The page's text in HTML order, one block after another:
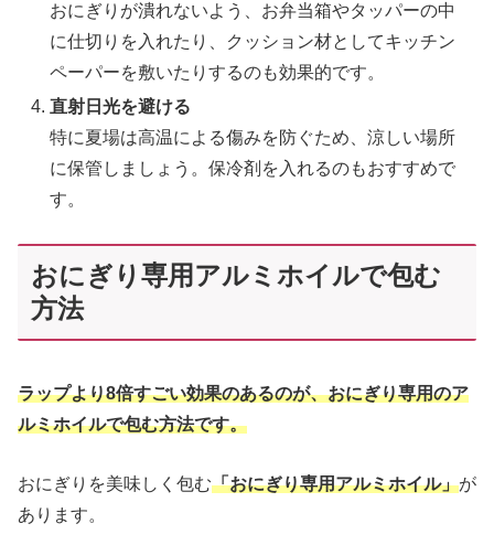
おにぎりが潰れないよう、お弁当箱やタッパーの中
に仕切りを入れたり、クッション材としてキッチン
ペーパーを敷いたりするのも効果的です。
直射日光を避ける
特に夏場は高温による傷みを防ぐため、涼しい場所
に保管しましょう。保冷剤を入れるのもおすすめで
す。
おにぎり専用アルミホイルで包む
方法
ラップより8倍すごい効果のあるのが、おにぎり専用のア
ルミホイルで包む方法です。
おにぎりを美味しく包む「おにぎり専用アルミホイル」が
あります。